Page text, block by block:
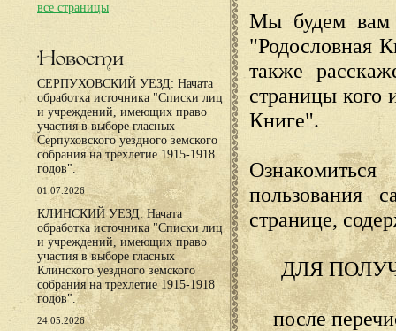
все страницы
Новости
СЕРПУХОВСКИЙ УЕЗД: Начата
обработка источника "Списки лиц
и учреждений, имеющих право
участия в выборе гласных
Серпуховского уездного земского
собрания на трехлетие 1915-1918
годов".
01.07.2026
КЛИНСКИЙ УЕЗД: Начата
обработка источника "Списки лиц
и учреждений, имеющих право
участия в выборе гласных
Клинского уездного земского
собрания на трехлетие 1915-1918
годов".
24.05.2026
Мы будем вам
"Родословная
также
страницы кого
Книге".
пользования
странице,
ДЛЯ
после